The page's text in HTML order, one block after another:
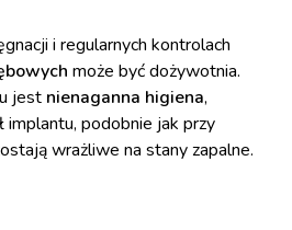
i regularnych kontrolach
może być dożywotnia.
jest nienaganna higiena,
implantu, podobnie jak przy
wrażliwe na stany zapalne.